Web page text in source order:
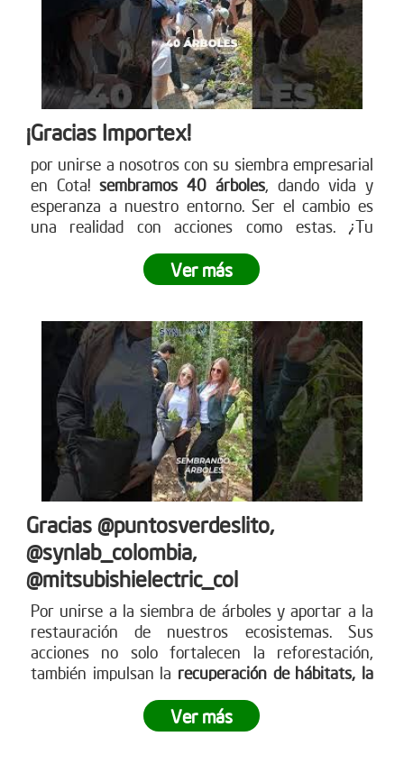
¡Gracias Importex!
por unirse a nosotros con su siembra empresarial
en Cota! sembramos 40 árboles, dando vida y
esperanza a nuestro entorno. Ser el cambio es
una realidad con acciones como estas. ¿Tu
movimiento verde? Descubre cómo en nuestra
página web. ¡Conéctate ahora!
Ver más
Gracias @puntosverdeslito,
@synlab_colombia,
@mitsubishielectric_col
Por unirse a la siembra de árboles y aportar a la
restauración de nuestros ecosistemas. Sus
acciones no solo fortalecen la reforestación,
también impulsan la recuperación de hábitats, la
sostenible para todos. Empresas como ustedes
marcan la diferencia y nos inspiran a seguir
Ver más